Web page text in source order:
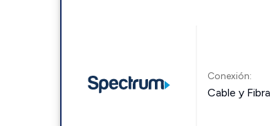
Conexión:
Cable y Fibra